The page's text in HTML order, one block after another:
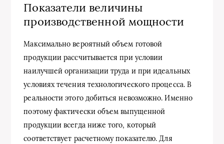
Показатели величины
производственной мощности
Максимально вероятный объем готовой
продукции рассчитывается при условии
наилучшей организации труда и при идеальных
условиях течения технологического процесса. В
реальности этого добиться невозможно. Именно
поэтому фактически объем выпущенной
продукции всегда ниже того, который
соответствует расчетному показателю. Для